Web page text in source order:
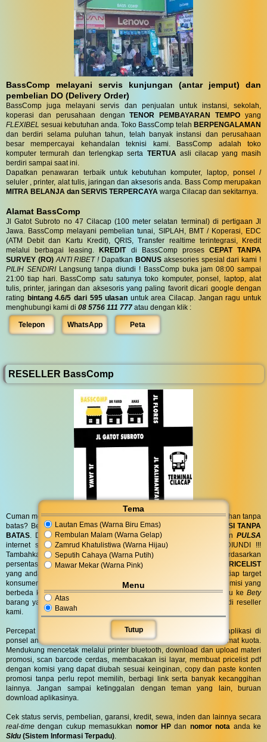
Tema
Lautan Emas (Warna Biru Emas)
Rembulan Malam (Warna Gelap)
Zamrud Khatulistiwa (Warna Hijau)
Seputih Cahaya (Warna Putih)
Mawar Mekar (Warna Pink)
Menu
Atas
Bawah
Tutup
BassComp melayani servis kunjungan (antar jemput) dan
pembelian DO (Delivery Order)
BassComp juga melayani servis dan penjualan untuk instansi, sekolah,
koperasi dan perusahaan denganTENOR PEMBAYARAN TEMPO yang
FLEXIBEL sesuai kebutuhan anda. Toko BassComp telah BERPENGALAMAN
dan berdiri selama puluhan tahun, telah banyak instansi dan perusahaan
besar mempercayai kehandalan teknisi kami. BassComp adalah toko
komputer termurah dan terlengkap serta TERTUAasli cilacap yang masih
berdiri sampai saat ini.
Dapatkan penawaran terbaik untuk kebutuhan komputer, laptop, ponsel /
seluler , printer, alat tulis, jaringan dan aksesoris anda. Bass Comp merupakan
MITRA BELANJA dan SERVIS TERPERCAYA warga Cilacap dan sekitarnya.
Alamat BassComp
Jl Gatot Subroto no 47 Cilacap (100 meter selatan terminal) di pertigaan Jl
Jawa. BassComp melayani pembelian tunai, SIPLAH, BMT / Koperasi, EDC
(ATM Debit dan Kartu Kredit), QRIS, Transfer realtime terintegrasi, Kredit
melalui berbagai leasing.
KREDITdi BassComp proses CEPAT TANPA
SURVEY (RO) ANTI RIBET !Dapatkan BONUSaksesories spesial dari kami !
PILIH SENDIRILangsung tanpa diundi ! BassComp buka jam 08:00 sampai
21:00 tiap hari. BassComp satu satunya toko komputer, ponsel, laptop, alat
tulis, printer, jaringan dan aksesoris yang paling favorit dicari google dengan
rating bintang 4.6/5 dari 595 ulasan untuk area Cilacap. Jangan ragu untuk
menghubungi kami di 08 5756 111 777 atau dengan klik :
Telepon WhatsApp Peta
RESELLER BassComp
Cuman modal posting di media sosial bisa dapat penghasilan tambahan tanpa
batas? Bergabung menjadi RESELLERkami serta dapatkan
KOMISI TANPA
BATAS. DapatkanBINGKISAN PARCELdi hari spesial anda danPULSA
internet sertaPONSEL 8GBuntuk anda ! GRATIS !! TANPA DIUNDI !!!
Tambahkan komisi sebanyak yang anda inginkan atau berdasarkan
persentase lalu biarkan sistem kami yang bekerja untuk anda.
PRICELIST
yang anda bagikan bisa
pilih kata dan warna untuk setiap target
konsumen anda. Bahkan barang yang sama dapat dijual dengan komisi yang
berbeda ke orang yang berbeda, misal keAgneskomisi 200rb lalu ke Bety
barang yang sama komisi 300rb. Tertarik? Yuk buruan gabung jadi reseller
kami.
Percepat akses ke marketplace BassComp dengan menginstall aplikasi di
ponsel android atau notebook windows. Ukuran file sangat kecil hemat kuota.
Mendukung mencetak melalui printer bluetooth, download dan upload materi
promosi, scan barcode cerdas, membacakan isi layar, membuat pricelist pdf
dengan komisi yang dapat diubah sesuai keinginan, copy dan paste konten
promosi tanpa perlu repot memilih, berbagi link serta banyak kecanggihan
lainnya. Jangan sampai ketinggalan dengan teman yang lain, buruan
download aplikasinya.
Cek status servis, pembelian, garansi, kredit, sewa, inden dan lainnya secara
real-time dengan cukup memasukkan nomor HP dan nomor nota anda ke
SIdu (Sistem Informasi Terpadu).